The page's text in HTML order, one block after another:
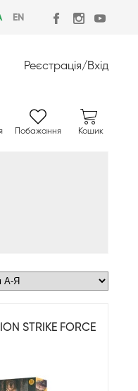
EN
Реєстрація/Вхід
Побажання Кошик
STRIKE FORCE